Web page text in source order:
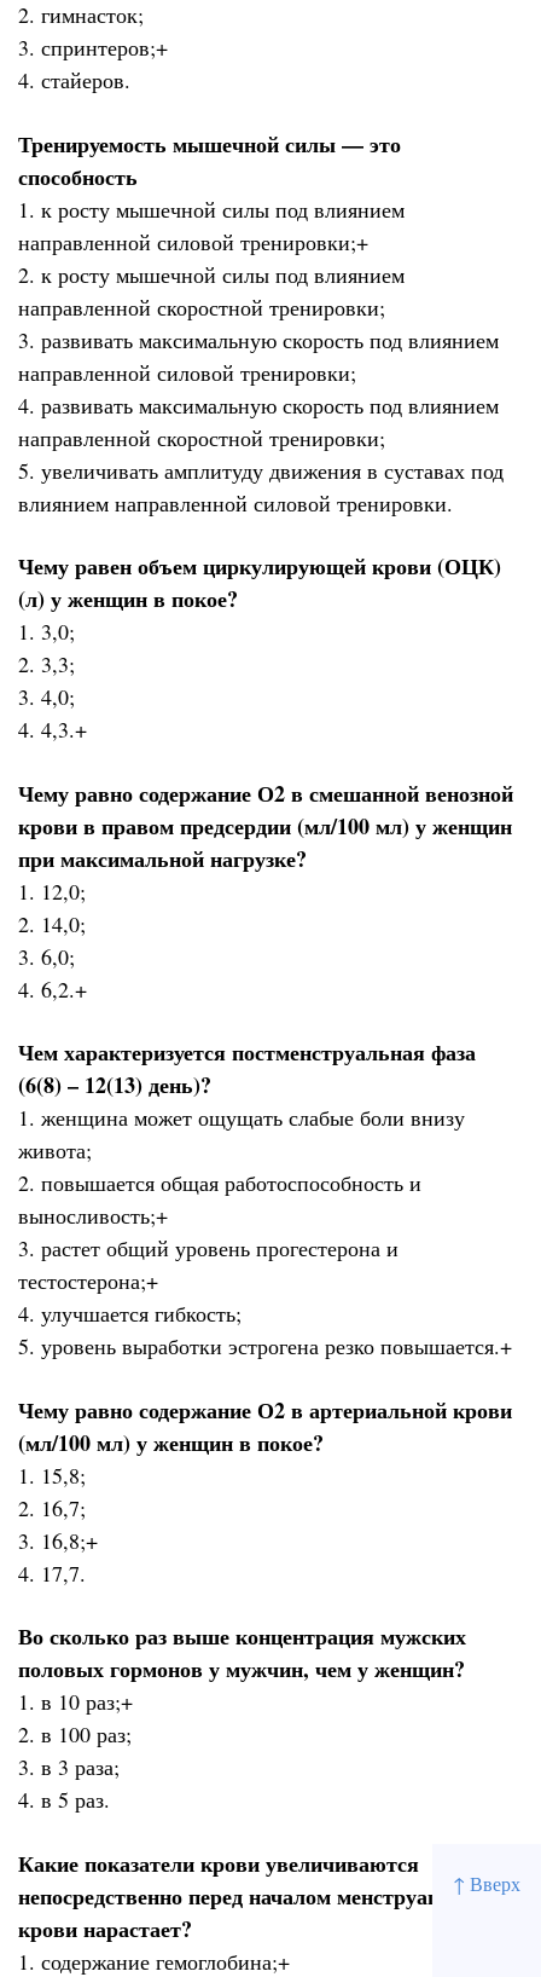
↑ Вверх
2. гимнасток;
3. спринтеров;+
4. стайеров.
Тренируемость мышечной силы — это
способность
1. к росту мышечной силы под влиянием
направленной силовой тренировки;+
2. к росту мышечной силы под влиянием
направленной скоростной тренировки;
3. развивать максимальную скорость под влиянием
направленной силовой тренировки;
4. развивать максимальную скорость под влиянием
направленной скоростной тренировки;
5. увеличивать амплитуду движения в суставах под
влиянием направленной силовой тренировки.
Чему равен объем циркулирующей крови (ОЦК)
(л) у женщин в покое?
1. 3,0;
2. 3,3;
3. 4,0;
4. 4,3.+
Чему равно содержание О2 в смешанной венозной
крови в правом предсердии (мл/100 мл) у женщин
при максимальной нагрузке?
1. 12,0;
2. 14,0;
3. 6,0;
4. 6,2.+
Чем характеризуется постменструальная фаза
(6(8) – 12(13) день)?
1. женщина может ощущать слабые боли внизу
живота;
2. повышается общая работоспособность и
выносливость;+
3. растет общий уровень прогестерона и
тестостерона;+
4. улучшается гибкость;
5. уровень выработки эстрогена резко повышается.+
Чему равно содержание О2 в артериальной крови
(мл/100 мл) у женщин в покое?
1. 15,8;
2. 16,7;
3. 16,8;+
4. 17,7.
Во сколько раз выше концентрация мужских
половых гормонов у мужчин, чем у женщин?
1. в 10 раз;+
2. в 100 раз;
3. в 3 раза;
4. в 5 раз.
Какие показатели крови увеличиваются
непосредственно перед началом менструации и в
крови нарастает?
1. содержание гемоглобина;+